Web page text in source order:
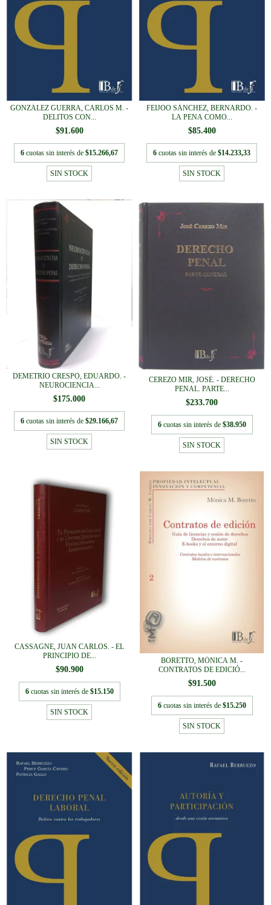
GONZÁLEZ GUERRA, CARLOS M. -
DELITOS CON...
$91.600
6 cuotas sin interés de $15.266,67
SIN STOCK
FEIJOO SÁNCHEZ, BERNARDO. -
LA PENA COMO...
$85.400
6 cuotas sin interés de $14.233,33
SIN STOCK
DEMETRIO CRESPO, EDUARDO. -
NEUROCIENCIA...
$175.000
6 cuotas sin interés de $29.166,67
SIN STOCK
CEREZO MIR, JOSÉ. - DERECHO
PENAL. PARTE...
$233.700
6 cuotas sin interés de $38.950
SIN STOCK
CASSAGNE, JUAN CARLOS. - EL
PRINCIPIO DE...
$90.900
6 cuotas sin interés de $15.150
SIN STOCK
BORETTO, MÓNICA M. -
CONTRATOS DE EDICIÓ...
$91.500
6 cuotas sin interés de $15.250
SIN STOCK